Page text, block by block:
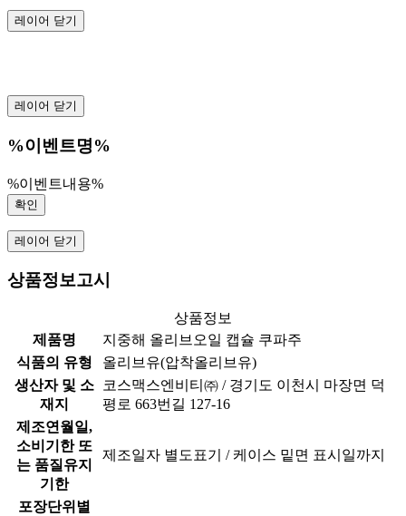
레이어 닫기
레이어 닫기
%이벤트명%
%이벤트내용%
확인
레이어 닫기
상품정보고시
상품정보
제품명
지중해 올리브오일 캡슐 쿠파주
식품의 유형
올리브유(압착올리브유)
생산자 및 소
재지
코스맥스엔비티㈜ / 경기도 이천시 마장면 덕
평로 663번길 127-16
제조연월일,
소비기한 또
는 품질유지
기한
제조일자 별도표기 / 케이스 밑면 표시일까지
포장단위별